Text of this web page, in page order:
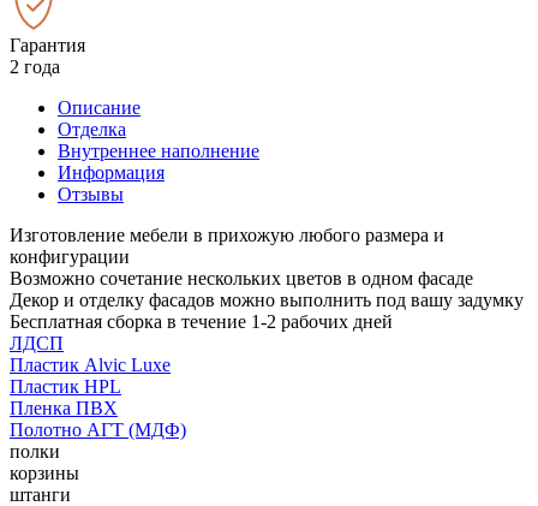
Гарантия
2 года
Описание
Отделка
Внутреннее наполнение
Информация
Отзывы
Изготовление мебели в прихожую любого размера и
конфигурации
Возможно сочетание нескольких цветов в одном фасаде
Декор и отделку фасадов можно выполнить под вашу задумку
Бесплатная сборка в течение 1-2 рабочих дней
ЛДСП
Пластик Alvic Luxe
Пластик HPL
Пленка ПВХ
Полотно АГТ (МДФ)
полки
корзины
штанги